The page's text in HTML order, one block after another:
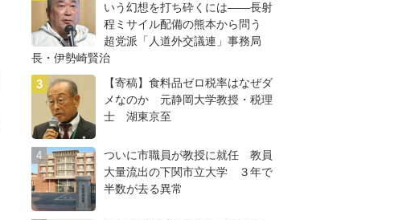
いう幻想を打ち砕くには――長射
程ミサイル配備の熊本から問う
超党派「人道外交議連」事務局
長・伊勢崎賢治
【寄稿】食料品ゼロ税率はなぜダ
メなのか 元静岡大学教授・税理
士 湖東京至
ついに市職員が教授に就任 教員
大量流出の下関市立大学 ３年で
半数が去る異常